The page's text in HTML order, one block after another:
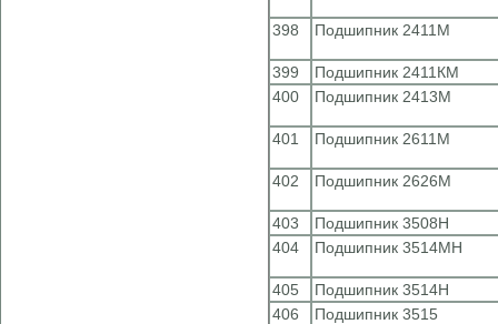
398 Подшипник 2411М
399
Подшипник 2411КМ
400
Подшипник 2413М
401 Подшипник 2611М
402 Подшипник 2626М
403
Подшипник 3508Н
404
Подшипник 3514МН
405
Подшипник 3514Н
406
Подшипник 3515